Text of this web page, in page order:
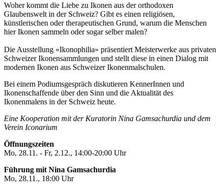
Woher kommt die Liebe zu Ikonen aus der orthodoxen
Glaubenswelt in der Schweiz? Gibt es einen religiösen,
künstlerischen oder therapeutischen Grund, warum die Menschen
hier Ikonen sammeln oder sogar selber malen?
Die Ausstellung «Ikonophilia» präsentiert Meisterwerke aus privaten
Schweizer Ikonensammlungen und stellt diese in einen Dialog mit
modernen Ikonen aus Schweizer Ikonenmalschulen.
Bei einem Podiumsgespräch diskutieren KennerInnen und
Ikonenschaffende über den Sinn und die Aktualität des
Ikonenmalens in der Schweiz heute.
Eine Kooperation mit der Kuratorin Nina Gamsachurdia und dem
Verein Iconarium
Öffnungszeiten
Mo, 28.11. - Fr, 2.12., 14:00-20:00 Uhr
Führung mit Nina Gamsachurdia
Mo, 28.11., 18:00 Uhr